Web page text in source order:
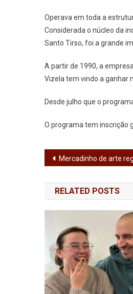
Operava em toda a
Considerada o núcleo da
Santo Tirso, foi a grande
A partir de 1990, a
Vizela tem vindo a ganhar
Desde julho que o
O programa tem inscrição
Navegação
de
artigos
Mercadinho de arte regressa às Fontainhas este sábado
RELATED POSTS